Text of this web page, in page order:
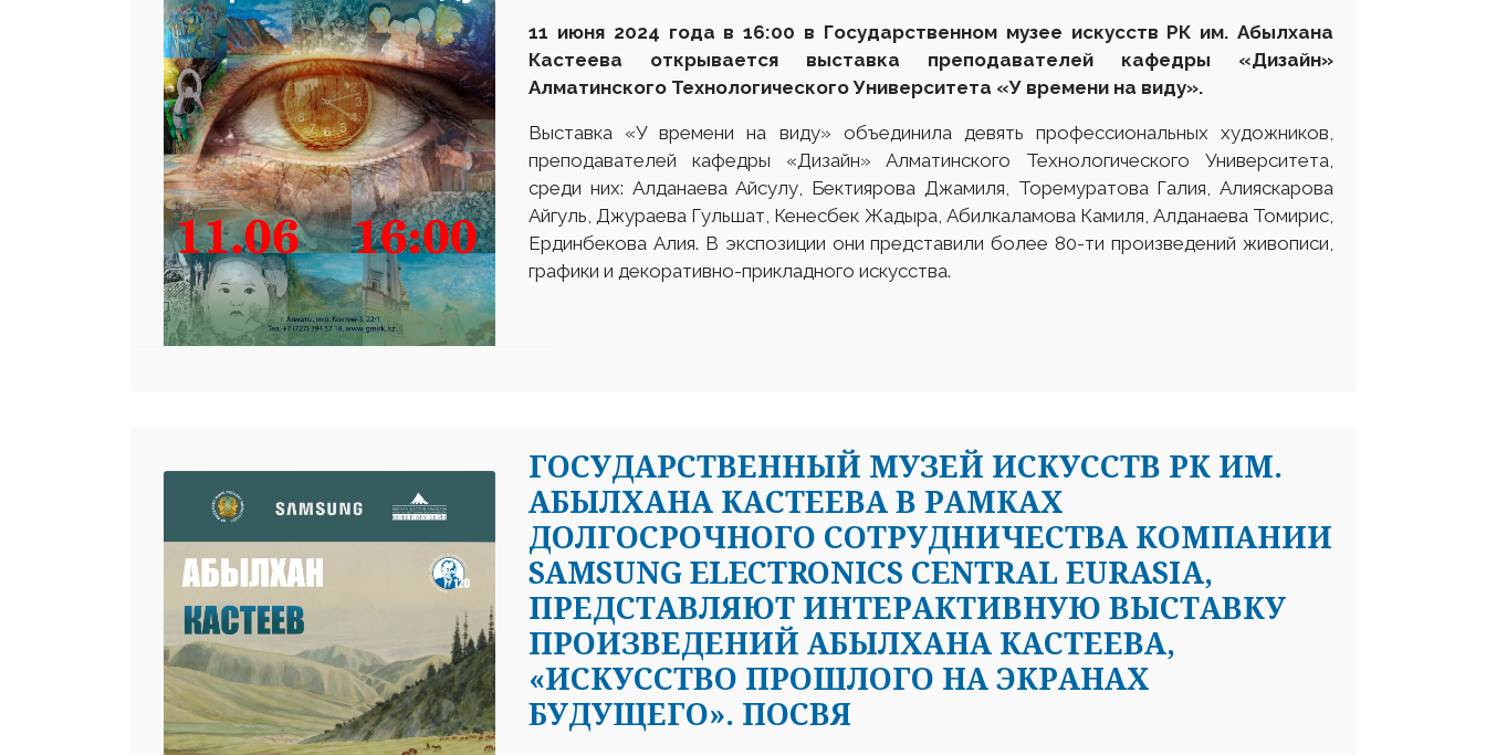
11 июня 2024 года в 16:00 в Государственном музее искусств РК им. Абылхана
Кастеева открывается выставка преподавателей кафедры «Дизайн»
Алматинского Технологического Университета «У времени на виду».
Выставка «У времени на виду» объединила девять профессиональных художников,
преподавателей кафедры «Дизайн» Алматинского Технологического Университета,
среди них: Алданаева Айсулу, Бектиярова Джамиля, Торемуратова Галия, Алияскарова
Айгуль, Джураева Гульшат, Кенесбек Жадыра, Абилкаламова Камиля, Алданаева Томирис,
Ердинбекова Алия. В экспозиции они представили более 80-ти произведений живописи,
графики и декоративно-прикладного искусства.
ГОСУДАРСТВЕННЫЙ МУЗЕЙ ИСКУССТВ РК ИМ.
АБЫЛХАНА КАСТЕЕВА В РАМКАХ
ДОЛГОСРОЧНОГО СОТРУДНИЧЕСТВА КОМПАНИИ
SAMSUNG ELECTRONICS CENTRAL EURASIA,
ПРЕДСТАВЛЯЮТ ИНТЕРАКТИВНУЮ ВЫСТАВКУ
ПРОИЗВЕДЕНИЙ АБЫЛХАНА КАСТЕЕВА,
«ИСКУССТВО ПРОШЛОГО НА ЭКРАНАХ
БУДУЩЕГО». ПОСВЯ